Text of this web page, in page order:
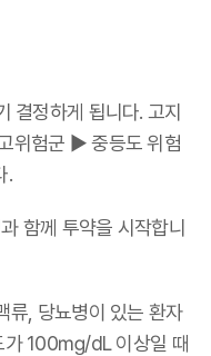
결정하게 됩니다. 고지
위험군 ▶ 중등도 위험
.
함께 투약을 시작합니
류, 당뇨병이 있는 환자
가 100㎎/dL 이상일 때